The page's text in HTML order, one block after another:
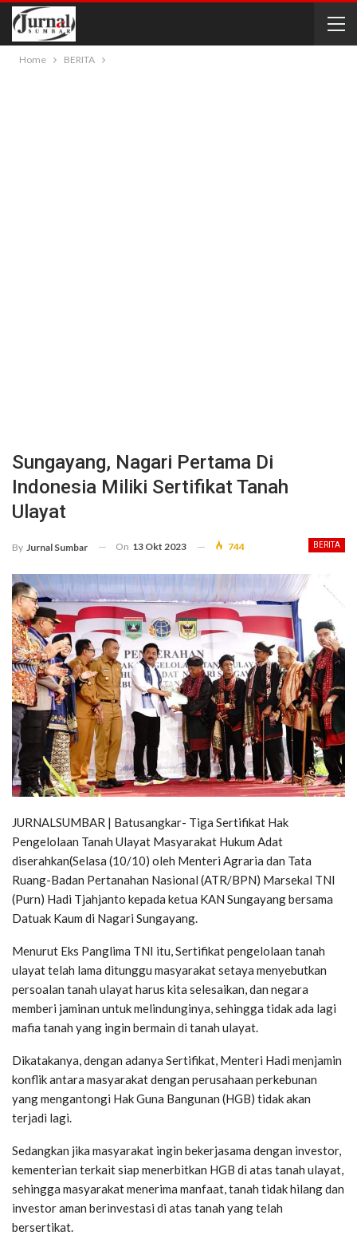
Home BERITA
Sungayang, Nagari Pertama Di
Indonesia Miliki Sertifikat Tanah
Ulayat
BERITA
By Jurnal Sumbar On 13 Okt 2023 744
JURNALSUMBAR | Batusangkar- Tiga Sertifikat Hak
Pengelolaan Tanah Ulayat Masyarakat Hukum Adat
diserahkan(Selasa (10/10) oleh Menteri Agraria dan Tata
Ruang-Badan Pertanahan Nasional (ATR/BPN) Marsekal TNI
(Purn) Hadi Tjahjanto kepada ketua KAN Sungayang bersama
Datuak Kaum di Nagari Sungayang.
Menurut Eks Panglima TNI itu, Sertifikat pengelolaan tanah
ulayat telah lama ditunggu masyarakat setaya menyebutkan
persoalan tanah ulayat harus kita selesaikan, dan negara
memberi jaminan untuk melindunginya, sehingga tidak ada lagi
mafia tanah yang ingin bermain di tanah ulayat.
Dikatakanya, dengan adanya Sertifikat, Menteri Hadi menjamin
konflik antara masyarakat dengan perusahaan perkebunan
yang mengantongi Hak Guna Bangunan (HGB) tidak akan
terjadi lagi.
Sedangkan jika masyarakat ingin bekerjasama dengan investor,
kementerian terkait siap menerbitkan HGB di atas tanah ulayat,
sehingga masyarakat menerima manfaat, tanah tidak hilang dan
investor aman berinvestasi di atas tanah yang telah
bersertikat.